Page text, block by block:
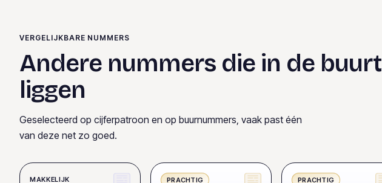
VERGELIJKBARE NUMMERS
Andere nummers die in de buurt
liggen
Geselecteerd op cijferpatroon en op buurnummers, vaak past één
van deze net zo goed.
MAKKELIJK PRACHTIG PRACHTIG